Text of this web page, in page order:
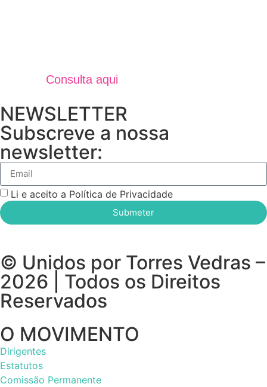
Consulta aqui
NEWSLETTER
Subscreve a nossa
newsletter:
Li e aceito a Política de Privacidade
Submeter
© Unidos por Torres Vedras –
2026 | Todos os Direitos
Reservados
O MOVIMENTO
Dirigentes
Estatutos
Comissão Permanente